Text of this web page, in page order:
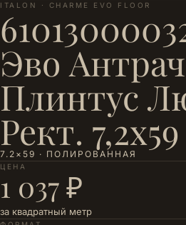
ITALON · CHARME EVO FLOOR
Эво
Плинтус
Рект. 7,2х59
7.2×59 · ПОЛИРОВАННАЯ
ЦЕНА
1 037 ₽
за квадратный метр